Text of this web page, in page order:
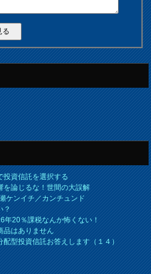
投資信託を選択する
を論じるな！世間の大誤解
ケンイチ／カンチュンド
？
年20％課税なんか怖くない！
品はありません
配型投資信託お答えします（１４）